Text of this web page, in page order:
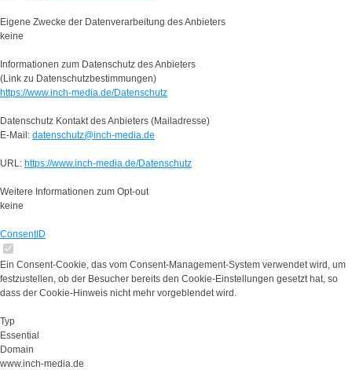
Eigene Zwecke der Datenverarbeitung des Anbieters
keine
Informationen zum Datenschutz des Anbieters
(Link zu Datenschutzbestimmungen)
https://www.inch-media.de/Datenschutz
Datenschutz Kontakt des Anbieters (Mailadresse)
E-Mail: datenschutz@inch-media.de
URL: https://www.inch-media.de/Datenschutz
Weitere Informationen zum Opt-out
keine
ConsentID
Ein Consent-Cookie, das vom Consent-Management-System verwendet wird, um
festzustellen, ob der Besucher bereits den Cookie-Einstellungen gesetzt hat, so
dass der Cookie-Hinweis nicht mehr vorgeblendet wird.
Typ
Essential
Domain
www.inch-media.de